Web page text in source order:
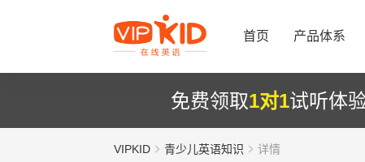
首页 产品体系
免费领取1对1试听体
VIPKID 青少儿英语知识 详情